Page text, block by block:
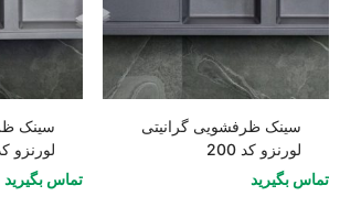
سینک ظرفشویی گرانیتی
لورنزو کد 200
تماس بگیرید
سینک
لورنزو کد
تماس بگیرید